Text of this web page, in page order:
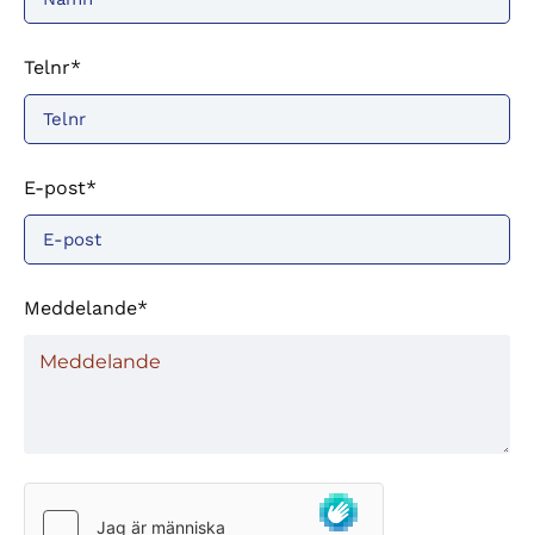
Telnr*
E-post*
Meddelande*